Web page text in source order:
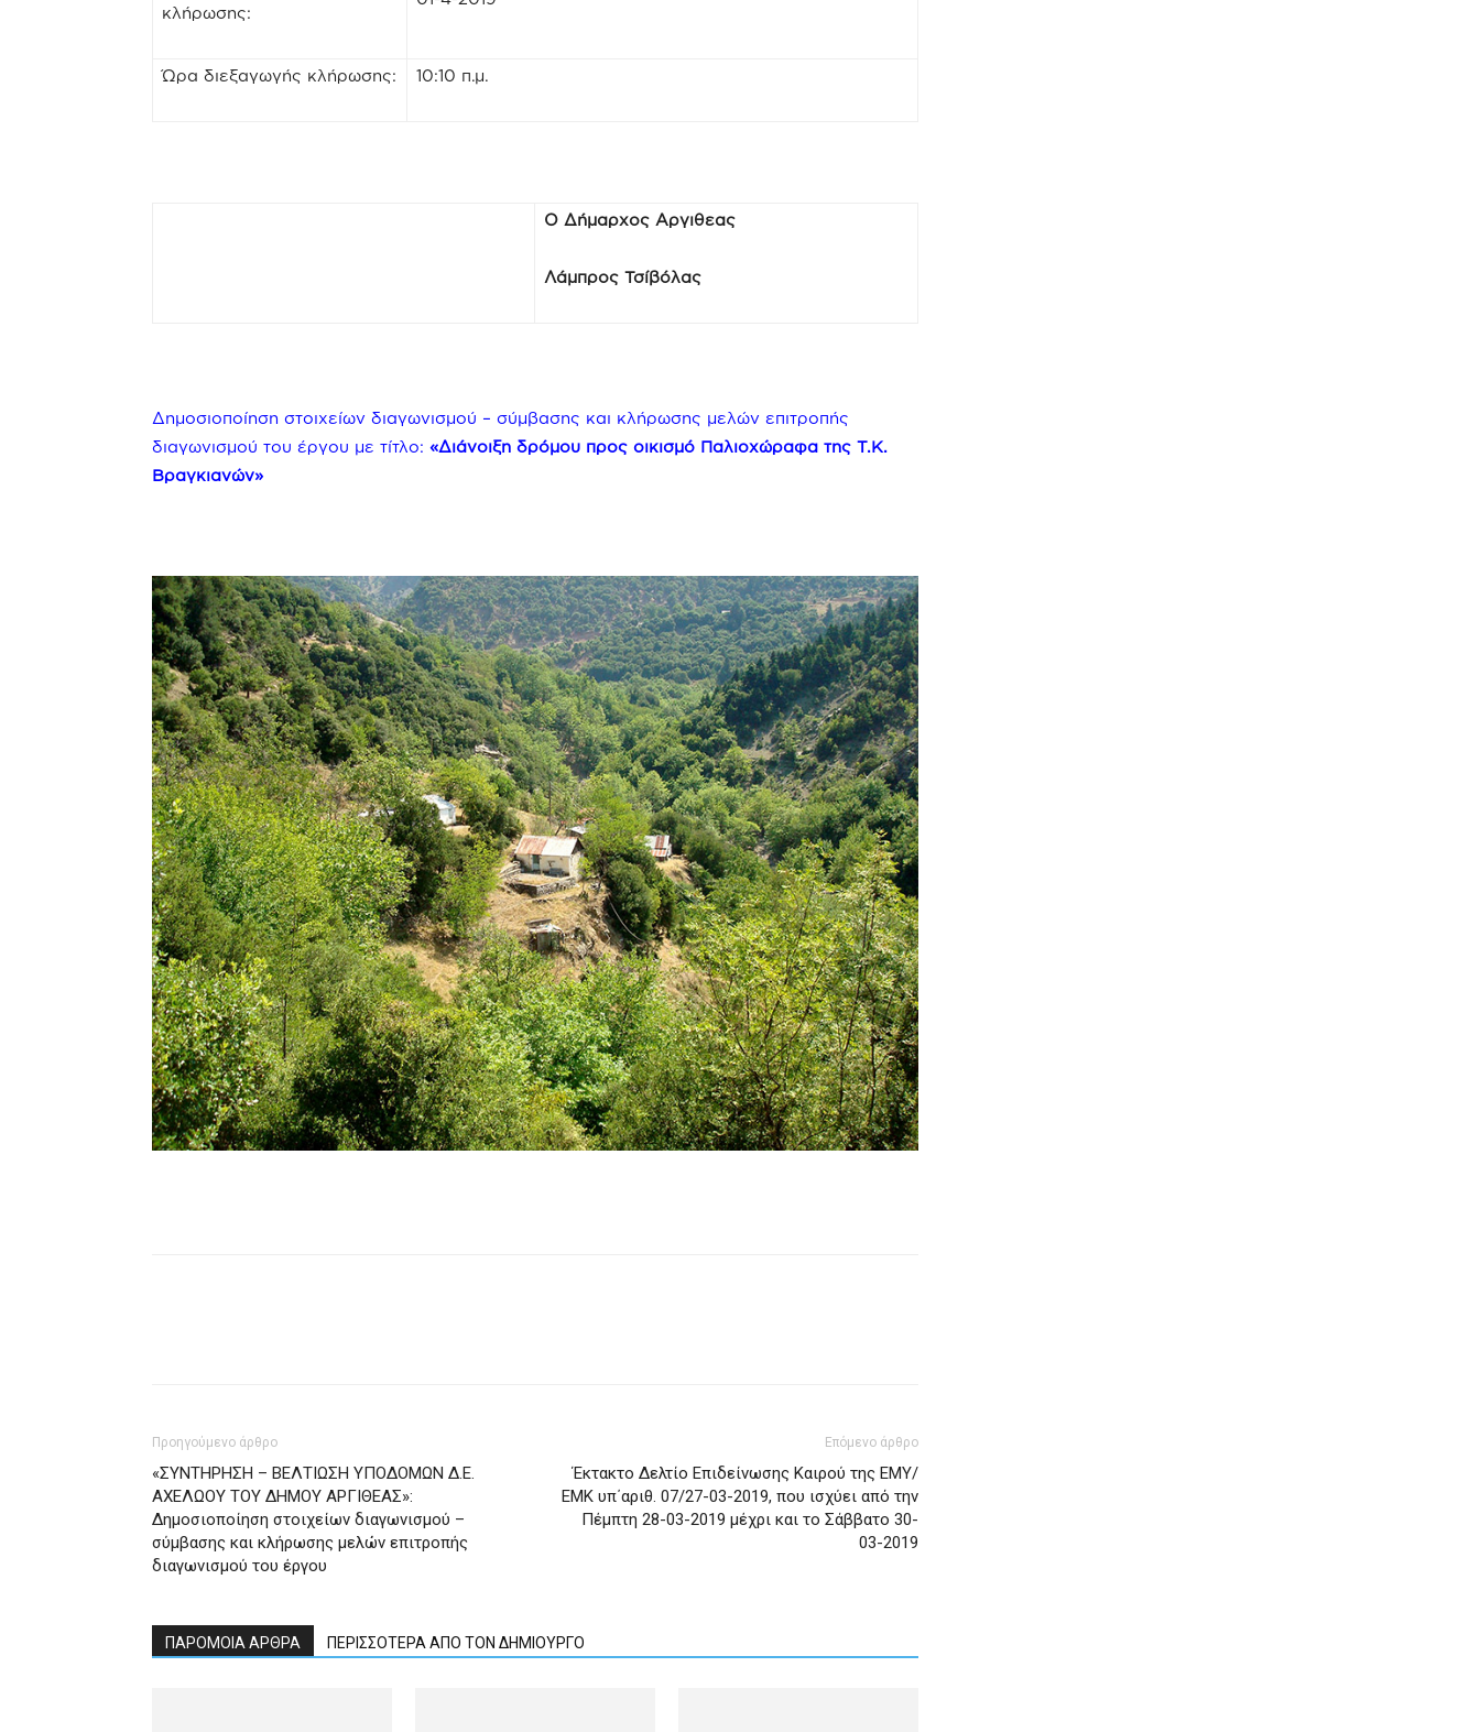
κλήρωσης:
Ώρα διεξαγωγής κλήρωσης: 10:10 π.μ.
Ο Δήμαρχος Αργιθεας
Λάμπρος Τσίβόλας
Δημοσιοποίηση στοιχείων διαγωνισμού – σύμβασης και κλήρωσης μελών επιτροπής
διαγωνισμού του έργου με τίτλο: «Διάνοιξη δρόμου προς οικισμό Παλιοχώραφα της Τ.Κ.
Βραγκιανών»
Προηγούμενο άρθρο
«ΣΥΝΤΗΡΗΣΗ – ΒΕΛΤΙΩΣΗ ΥΠΟΔΟΜΩΝ Δ.Ε.
ΑΧΕΛΩΟΥ ΤΟΥ ΔΗΜΟΥ ΑΡΓΙΘΕΑΣ»:
Δημοσιοποίηση στοιχείων διαγωνισμού –
σύμβασης και κλήρωσης μελών επιτροπής
διαγωνισμού του έργου
Επόμενο άρθρο
Έκτακτο Δελτίο Επιδείνωσης Καιρού της ΕΜΥ/
ΕΜΚ υπ΄αριθ. 07/27-03-2019, που ισχύει από την
Πέμπτη 28-03-2019 μέχρι και το Σάββατο 30-
03-2019
ΠΑΡΟΜΟΙΑ ΑΡΘΡΑ ΠΕΡΙΣΣΟΤΕΡΑ ΑΠΟ ΤΟΝ ΔΗΜΙΟΥΡΓΟ